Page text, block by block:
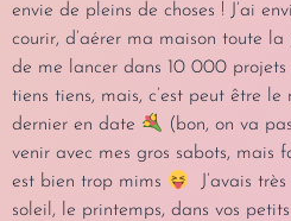
envie de pleins de choses ! J’ai
courir, d’aérer ma maison toute
de me lancer dans 10 000
tiens tiens, mais, c’est peut être
dernier en date
(bon, on va
venir avec mes gros sabots, mais
est bien trop mims
J’avais
soleil, le printemps, dans vos